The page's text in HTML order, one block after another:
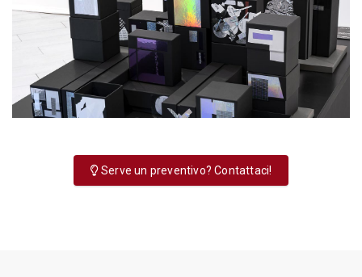
Serve un preventivo? Contattaci!